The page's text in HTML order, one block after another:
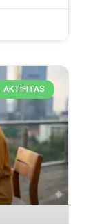
AKTIFITAS